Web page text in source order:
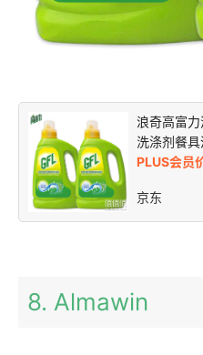
浪奇高富
洗涤剂餐
PLUS会员
京东
8. Almawin